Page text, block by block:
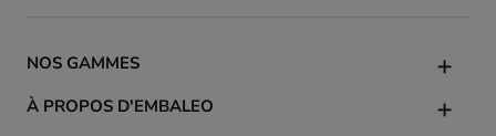
NOS GAMMES
À PROPOS D'EMBALEO